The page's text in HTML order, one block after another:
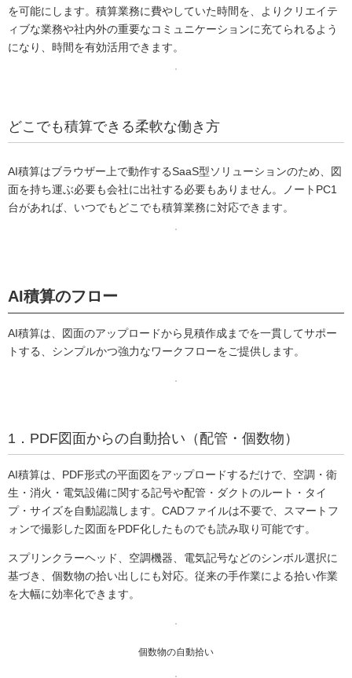
を可能にします。積算業務に費やしていた時間を、よりクリエイテ
ィブな業務や社内外の重要なコミュニケーションに充てられるよう
になり、時間を有効活用できます。
どこでも積算できる柔軟な働き方
AI積算はブラウザー上で動作するSaaS型ソリューションのため、図
面を持ち運ぶ必要も会社に出社する必要もありません。ノートPC1
台があれば、いつでもどこでも積算業務に対応できます。
AI積算のフロー
AI積算は、図面のアップロードから見積作成までを一貫してサポー
トする、シンプルかつ強力なワークフローをご提供します。
1．PDF図面からの自動拾い（配管・個数物）
AI積算は、PDF形式の平面図をアップロードするだけで、空調・衛
生・消火・電気設備に関する記号や配管・ダクトのルート・タイ
プ・サイズを自動認識します。CADファイルは不要で、スマートフ
ォンで撮影した図面をPDF化したものでも読み取り可能です。
スプリンクラーヘッド、空調機器、電気記号などのシンボル選択に
基づき、個数物の拾い出しにも対応。従来の手作業による拾い作業
を大幅に効率化できます。
個数物の自動拾い